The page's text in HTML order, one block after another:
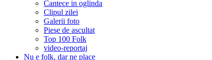
Cantece in oglinda
Clipul zilei
Galerii foto
Piese de ascultat
Top 100 Folk
video-reportaj
Nu e folk, dar ne place